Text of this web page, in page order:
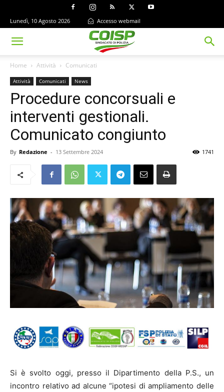
Lunedì, 10 Agosto 2026 Accesso webmail
Home Attività Comunicati
Attività Comunicati News
Procedure concorsuali e
interventi gestionali.
Comunicato congiunto
By Redazione - 13 Settembre 2024 1741
Si è svolto oggi, presso il Dipartimento della P.S., un
incontro relativo ad alcune “ipotesi di ampliamento delle